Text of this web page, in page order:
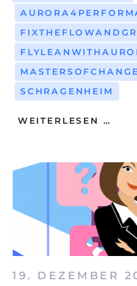
MASTERSOFCHANGE
SCHRAGENHEIM
WEITERLESEN …
19. DEZEMBER